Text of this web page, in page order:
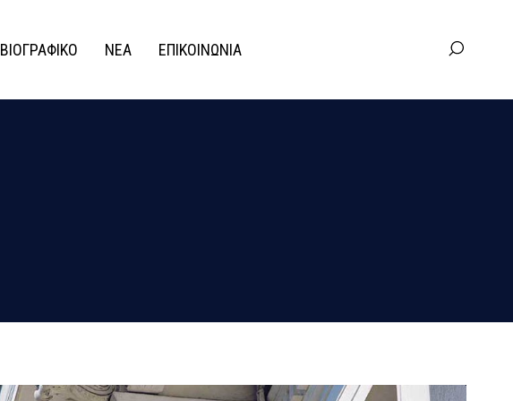
ΒΙΟΓΡΑΦΙΚΟ ΝΕΑ ΕΠΙΚΟΙΝΩΝΙΑ